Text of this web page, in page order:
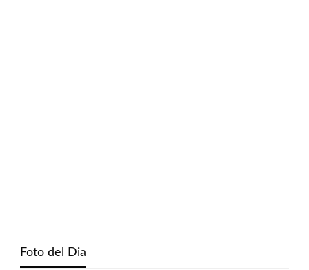
Foto del Dia